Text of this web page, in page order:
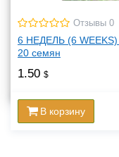
Отзывы 0
6 НЕДЕЛЬ (6 WEEKS)
20 семян
1.50 $
В корзину